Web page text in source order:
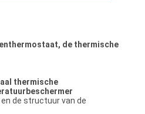
de thermische
thermische
en de structuur van de